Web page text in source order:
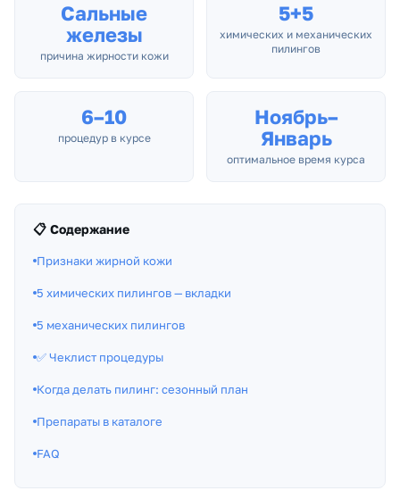
Сальные
железы
причина жирности кожи
5+5
химических и механических
пилингов
6–10
процедур в курсе
Ноябрь–
Январь
оптимальное время курса
📋 Содержание
Признаки жирной кожи
5 химических пилингов — вкладки
5 механических пилингов
✅ Чеклист процедуры
Когда делать пилинг: сезонный план
Препараты в каталоге
FAQ